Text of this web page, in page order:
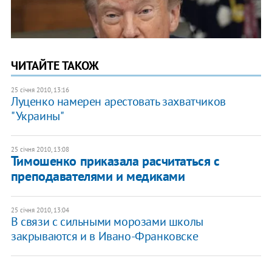
ЧИТАЙТЕ ТАКОЖ
25 січня 2010, 13:16
Луценко намерен арестовать захватчиков
"Украины"
25 січня 2010, 13:08
Тимошенко приказала расчитаться с
преподавателями и медиками
25 січня 2010, 13:04
В связи с сильными морозами школы
закрываются и в Ивано-Франковске